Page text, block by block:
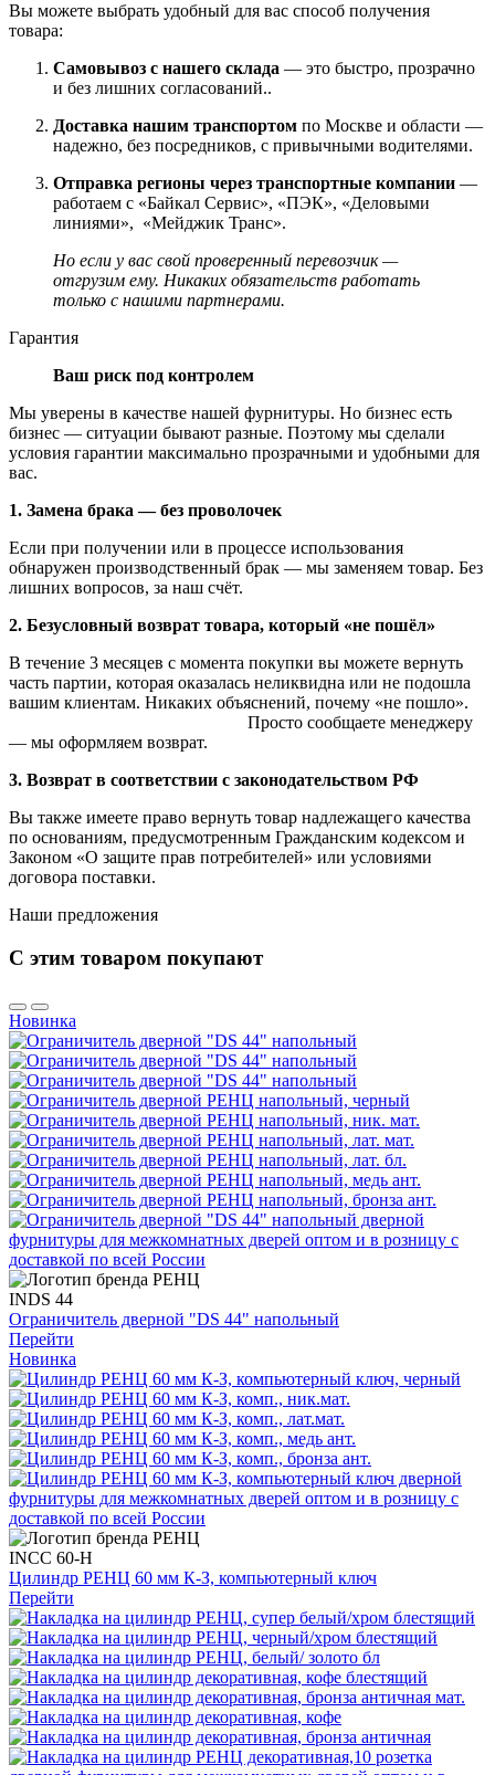
Вы можете выбрать удобный для вас способ получения
товара:
Самовывоз с нашего склада — это быстро, прозрачно
и без лишних согласований..
Доставка нашим транспортом по Москве и области —
надежно, без посредников, с привычными водителями.
Отправка регионы через транспортные компании —
работаем с «Байкал Сервис», «ПЭК», «Деловыми
линиями», «Мейджик Транс».
Но если у вас свой проверенный перевозчик —
отгрузим ему. Никаких обязательств работать
только с нашими партнерами.
Гарантия
Ваш риск под контролем
Мы уверены в качестве нашей фурнитуры. Но бизнес есть
бизнес — ситуации бывают разные. Поэтому мы сделали
условия гарантии максимально прозрачными и удобными для
вас.
1. Замена брака — без проволочек
Если при получении или в процессе использования
обнаружен производственный брак — мы заменяем товар. Без
лишних вопросов, за наш счёт.
2. Безусловный возврат товара, который «не пошёл»
В течение 3 месяцев с момента покупки вы можете вернуть
часть партии, которая оказалась неликвидна или не подошла
вашим клиентам. Никаких объяснений, почему «не пошло».
Просто сообщаете менеджеру
— мы оформляем возврат.
3. Возврат в соответствии с законодательством РФ
Вы также имеете право вернуть товар надлежащего качества
по основаниям, предусмотренным Гражданским кодексом и
Законом «О защите прав потребителей» или условиями
договора поставки.
Наши предложения
С этим товаром покупают
Новинка
INDS 44
Ограничитель дверной "DS 44" напольный
Перейти
Новинка
INCC 60-H
Цилиндр РЕНЦ 60 мм К-З, компьютерный ключ
Перейти